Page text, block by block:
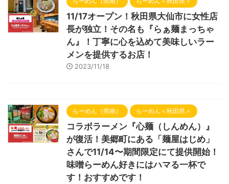
11/17オープン！秋田県大仙市に女性店
長が独立！その名も『らぁ麺まっちゃ
ん』！丁寧に心を込めて美味しいラー
メンを提供するお店！
2023/11/18
らーめん（県南） らーめん＜秋田県＞
コラボラーメン『心麺（しんめん）』
が復活！美郷町にある「麺屋はじめ」
さんで11/14〜期間限定にて提供開始！
味噌らーめん好きにはハマる一杯で
す！おすすめです！